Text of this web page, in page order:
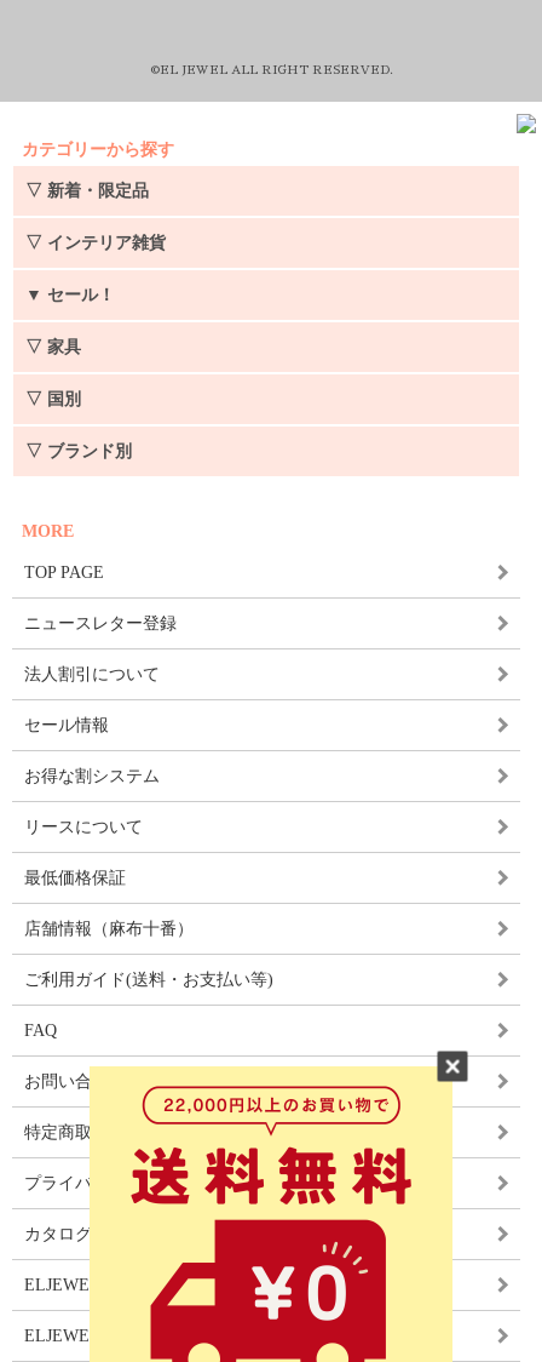
©EL JEWEL ALL RIGHT RESERVED.
カテゴリーから探す
▽ 新着・限定品
▽ インテリア雑貨
▼ セール！
▽ 家具
▽ 国別
▽ ブランド別
MORE
TOP PAGE
ニュースレター登録
法人割引について
セール情報
お得な割システム
リースについて
最低価格保証
店舗情報（麻布十番）
ご利用ガイド(送料・お支払い等)
FAQ
お問い合わせ
特定商取引法に基づく表記
プライバシーポリシー
カタログ
ELJEWEL LIGHITNG
ELJEWEL カーテン